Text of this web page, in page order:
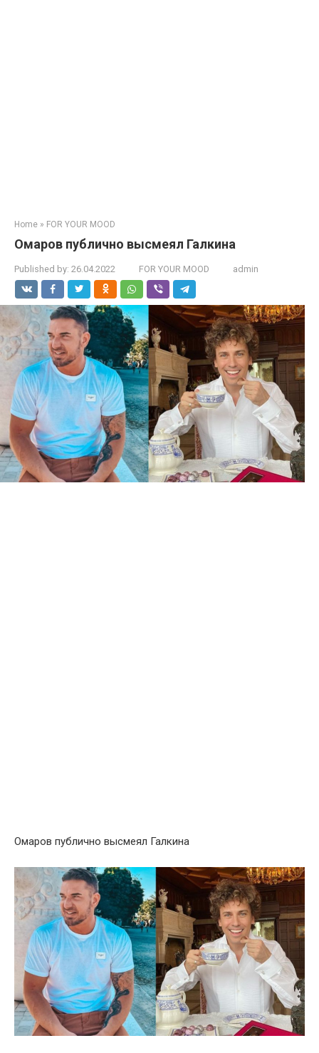
Home » FOR YOUR MOOD
Омаров публично выcмеял Галкина
Published by: 26.04.2022 FOR YOUR MOOD admin
Омаров публично выcмеял Галкина